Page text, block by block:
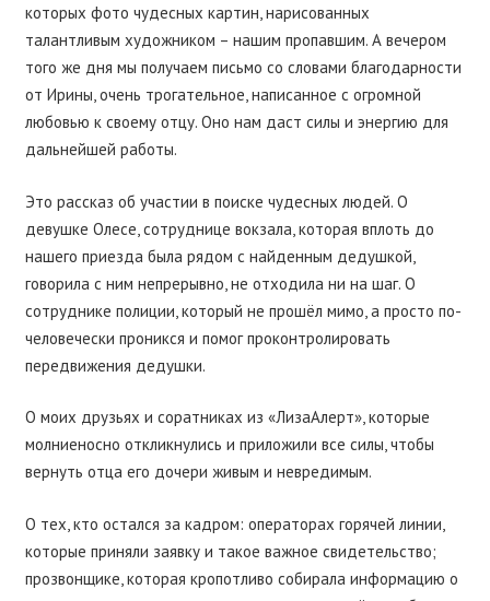
которых фото чудесных картин, нарисованных
талантливым художником – нашим пропавшим. А вечером
того же дня мы получаем письмо со словами благодарности
от Ирины, очень трогательное, написанное с огромной
любовью к своему отцу. Оно нам даст силы и энергию для
дальнейшей работы.
Это рассказ об участии в поиске чудесных людей. О
девушке Олесе, сотруднице вокзала, которая вплоть до
нашего приезда была рядом с найденным дедушкой,
говорила с ним непрерывно, не отходила ни на шаг. О
сотруднике полиции, который не прошёл мимо, а просто по-
человечески проникся и помог проконтролировать
передвижения дедушки.
О моих друзьях и соратниках из «ЛизаАлерт», которые
молниеносно откликнулись и приложили все силы, чтобы
вернуть отца его дочери живым и невредимым.
О тех, кто остался за кадром: операторах горячей линии,
которые приняли заявку и такое важное свидетельство;
прозвонщике, которая кропотливо собирала информацию о